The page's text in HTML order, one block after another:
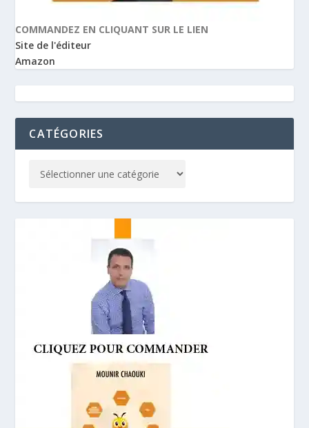
COMMANDEZ EN CLIQUANT SUR LE LIEN
Site de l'éditeur
Amazon
CATÉGORIES